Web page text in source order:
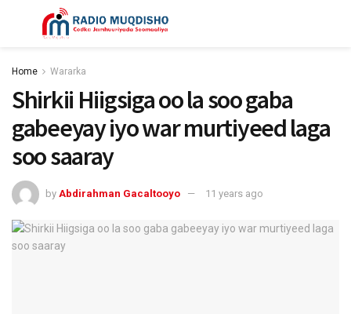
Home Wararka
Shirkii Hiigsiga oo la soo gaba
gabeeyay iyo war murtiyeed laga
soo saaray
by Abdirahman Gacaltooyo 11 years ago